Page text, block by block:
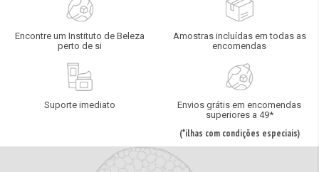
Encontre um Instituto de Beleza
perto de si
Amostras incluídas em todas as
encomendas
Suporte imediato
Envios grátis em encomendas
superiores a 49*
(*ilhas com condições especiais)